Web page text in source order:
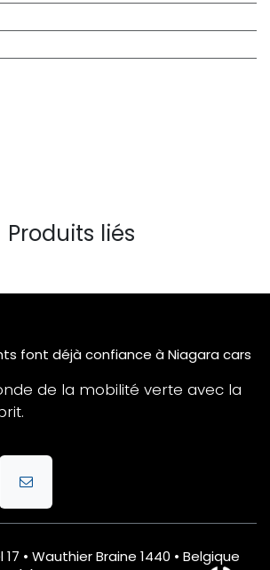
Produits liés
font déjà confiance à Niagara cars
de la mobilité verte avec la
• Wauthier Braine 1440 • Belgique